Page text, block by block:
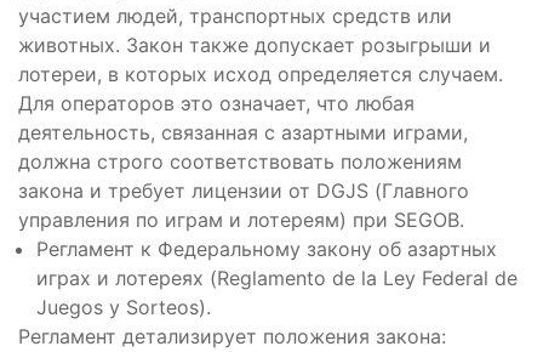
участием людей, транспортных средств или
животных. Закон также допускает розыгрыши и
лотереи, в которых исход определяется случаем.
Для операторов это означает, что любая
деятельность, связанная с азартными играми,
должна строго соответствовать положениям
закона и требует лицензии от DGJS (Главного
управления по играм и лотереям) при SEGOB.
Регламент к Федеральному закону об азартных
играх и лотереях (Reglamento de la Ley Federal de
Juegos y Sorteos).
Регламент детализирует положения закона: